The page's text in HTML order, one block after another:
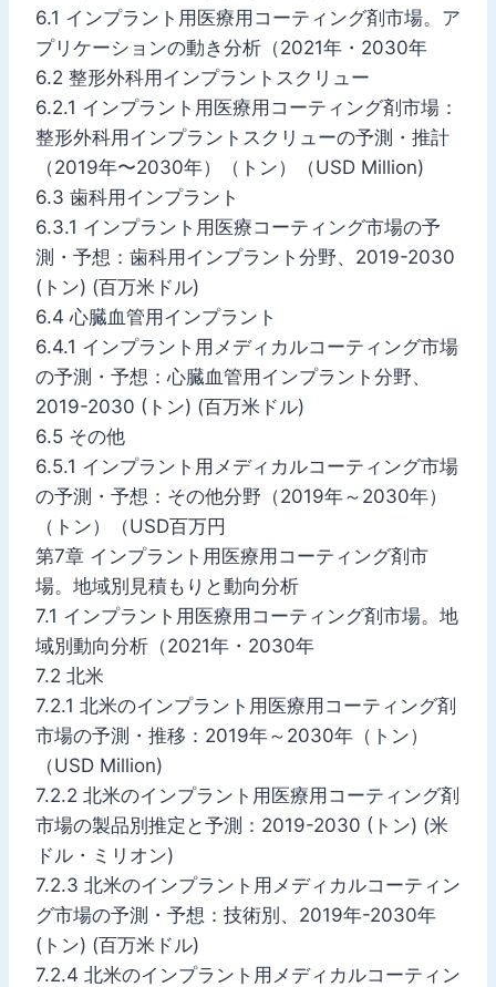
6.1 インプラント用医療用コーティング剤市場。ア
プリケーションの動き分析（2021年・2030年
6.2 整形外科用インプラントスクリュー
6.2.1 インプラント用医療用コーティング剤市場：
整形外科用インプラントスクリューの予測・推計
（2019年〜2030年）（トン）（USD Million)
6.3 歯科用インプラント
6.3.1 インプラント用医療コーティング市場の予
測・予想：歯科用インプラント分野、2019-2030
(トン) (百万米ドル)
6.4 心臓血管用インプラント
6.4.1 インプラント用メディカルコーティング市場
の予測・予想：心臓血管用インプラント分野、
2019-2030 (トン) (百万米ドル)
6.5 その他
6.5.1 インプラント用メディカルコーティング市場
の予測・予想：その他分野（2019年～2030年）
（トン）（USD百万円
第7章 インプラント用医療用コーティング剤市
場。地域別見積もりと動向分析
7.1 インプラント用医療用コーティング剤市場。地
域別動向分析（2021年・2030年
7.2 北米
7.2.1 北米のインプラント用医療用コーティング剤
市場の予測・推移：2019年～2030年（トン）
（USD Million)
7.2.2 北米のインプラント用医療用コーティング剤
市場の製品別推定と予測：2019-2030 (トン) (米
ドル・ミリオン)
7.2.3 北米のインプラント用メディカルコーティン
グ市場の予測・予想：技術別、2019年-2030年
(トン) (百万米ドル)
7.2.4 北米のインプラント用メディカルコーティン